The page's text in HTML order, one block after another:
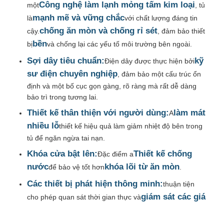
Yêu cầu báo giá
Máy chuyển điện áp trung bình
Thiết bị đóng cắt điện áp thấp
Tủ đóng cắt cách điện không khí AIS
Thiết bị đóng cắt cách điện bằng khí GIS
Tủ điện cách điện rắn
mộtCông nghệ làm lạnh mỏng tấm kim loại , tủ
làmạnh mẽ và vững chắcvới chất lượng đáng tin
cậy.chống ăn mòn và chống rỉ sét , đảm bảo thiết
bịbềnvà chống lại các yếu tố môi trường bên ngoài.
Sợi dây tiêu chuẩn:Điện dây được thực hiện bởikỹ
sư điện chuyên nghiệp , đảm bảo một cấu trúc ổn
định và một bố cục gọn gàng, rõ ràng mà rất dễ dàng
bảo trì trong tương lai.
Thiết kế thân thiện với người dùng:Alàm mát
nhiều lỗthiết kế hiệu quả làm giảm nhiệt độ bên trong
tủ để ngăn ngừa tai nạn.
Khóa cửa bật lên:Đặc điểm aThiết kế chống
nướcđể bảo vệ tốt hơnkhóa lõi từ ăn mòn
Các thiết bị phát hiện thông minh:thuận tiện
cho phép quan sát thời gian thực vàgiám sát các giá